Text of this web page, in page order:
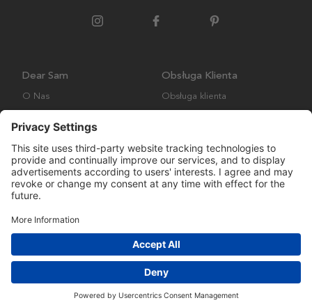
Dear Sam
O Nas
Obsługa Klienta
Obsługa klienta
Wysyłka i Dostawa